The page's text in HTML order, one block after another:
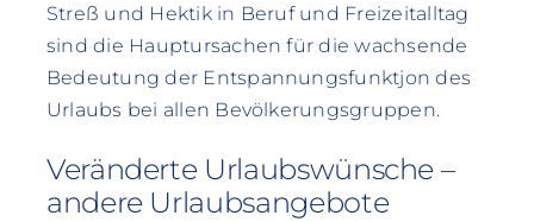
Streß und Hektik in Beruf und Freizeitalltag
sind die Hauptursachen für die wachsende
Bedeutung der Entspannungsfunktjon des
Urlaubs bei allen Bevölkerungsgruppen.
Veränderte Urlaubswünsche –
andere Urlaubsangebote